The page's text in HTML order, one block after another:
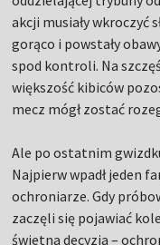
akcji musiały wkroczyć
gorąco i powstały
spod kontroli. Na
większość kibiców
mecz mógł zostać
Ale po ostatnim
Najpierw wpadł jeden
ochroniarze. Gdy
zaczęli się pojawiać
świetna decyzja –